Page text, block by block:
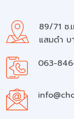
89/71 ซ.
แสมดำ บ
063-